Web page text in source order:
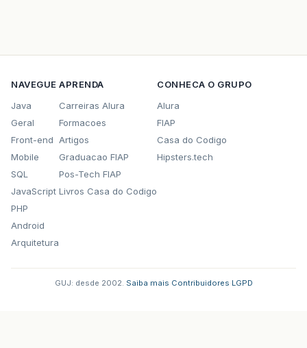
NAVEGUE
Java
Geral
Front-end
Mobile
SQL
JavaScript
PHP
Android
Arquitetura
APRENDA
Carreiras Alura
Formacoes
Artigos
Graduacao FIAP
Pos-Tech FIAP
Livros Casa do Codigo
CONHECA O GRUPO
Alura
FIAP
Casa do Codigo
Hipsters.tech
GUJ: desde 2002. Saiba mais Contribuidores LGPD